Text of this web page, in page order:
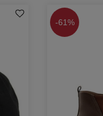
128
-61%